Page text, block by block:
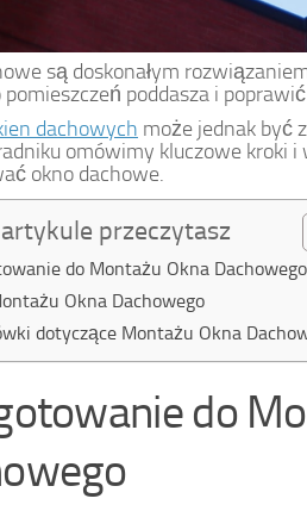
są doskonałym
pomieszczeń poddasza i
dachowych może jednak być
omówimy kluczowe kroki i
okno dachowe.
przeczytasz
do Montażu Okna Dachowego
Okna Dachowego
dotyczące Montażu Okna
do